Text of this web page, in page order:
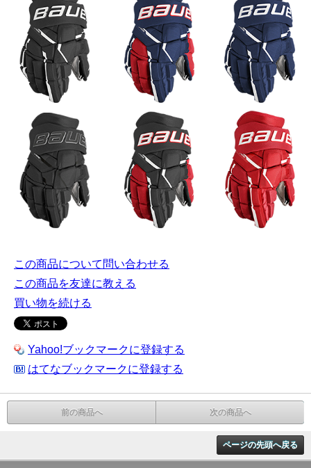
この商品について問い合わせる
この商品を友達に教える
買い物を続ける
Yahoo!ブックマークに登録する
はてなブックマークに登録する
前の商品へ 次の商品へ
ページの先頭へ戻る